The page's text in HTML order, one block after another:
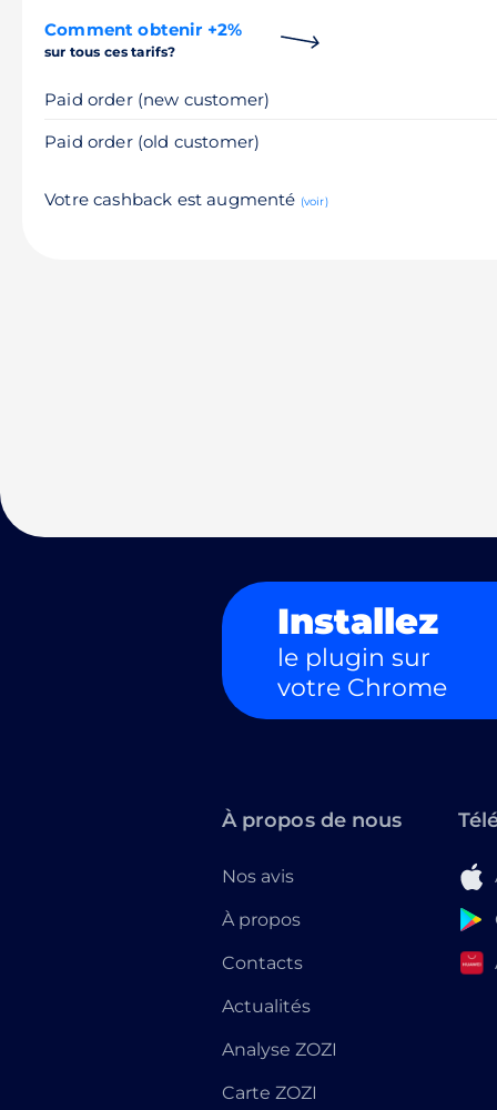
Comment obtenir +2%
sur tous ces tarifs?
Paid order (new customer)
Paid order (old customer)
Votre cashback est augmenté (voir)
Installez
le plugin sur
votre Chrome
À propos de nous
Nos avis
À propos
Contacts
Actualités
Analyse ZOZI
Carte ZOZI